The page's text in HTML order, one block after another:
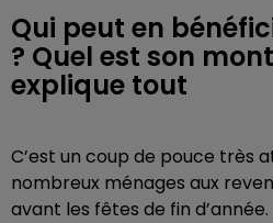
Qui peut en
? Quel est son
explique tout
C’est un coup de pouce très
nombreux ménages aux
avant les fêtes de fin d’année.